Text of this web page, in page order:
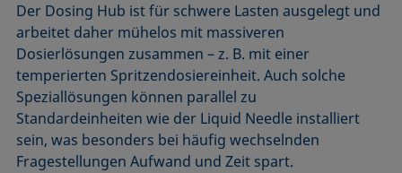
Der Dosing Hub ist für schwere Lasten ausgelegt und
arbeitet daher mühelos mit massiveren
Dosierlösungen zusammen – z. B. mit einer
temperierten Spritzendosiereinheit. Auch solche
Speziallösungen können parallel zu
Standardeinheiten wie der Liquid Needle installiert
sein, was besonders bei häufig wechselnden
Fragestellungen Aufwand und Zeit spart.